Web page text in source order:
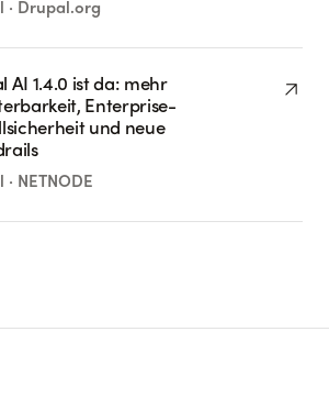
· Drupal.org
AI 1.4.0 ist da: mehr
Enterprise-
und neue
· NETNODE
arrow_outward